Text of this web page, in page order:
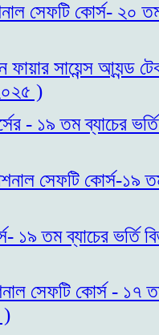
সেফটি কোর্স- ২০
সায়েন্স আ্যন্ড
)
- ১৯ তম ব্যাচের
সেফটি কোর্স-১৯
১৯ তম ব্যাচের
সেফটি কোর্স - ১৭
)